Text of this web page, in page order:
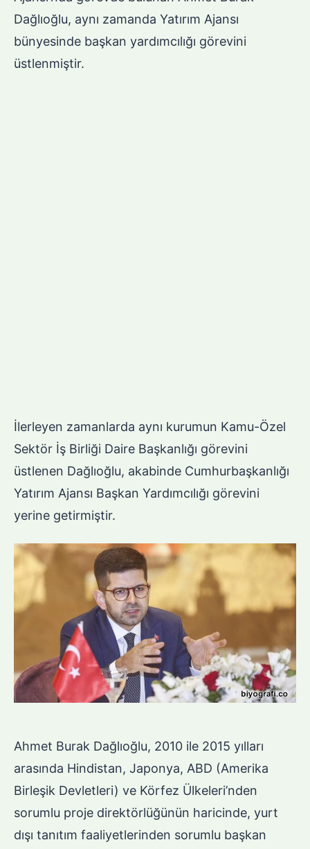
Dağlıoğlu, aynı zamanda Yatırım Ajansı
bünyesinde başkan yardımcılığı görevini
üstlenmiştir.
İlerleyen zamanlarda aynı kurumun Kamu-Özel
Sektör İş Birliği Daire Başkanlığı görevini
üstlenen Dağlıoğlu, akabinde Cumhurbaşkanlığı
Yatırım Ajansı Başkan Yardımcılığı görevini
yerine getirmiştir.
Ahmet Burak Dağlıoğlu, 2010 ile 2015 yılları
arasında Hindistan, Japonya, ABD (Amerika
Birleşik Devletleri) ve Körfez Ülkeleri’nden
sorumlu proje direktörlüğünün haricinde, yurt
dışı tanıtım faaliyetlerinden sorumlu başkan